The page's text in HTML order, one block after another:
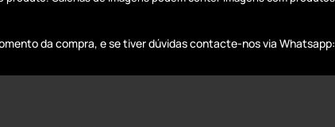
da compra, e se tiver dúvidas contacte-nos via Whatsapp: